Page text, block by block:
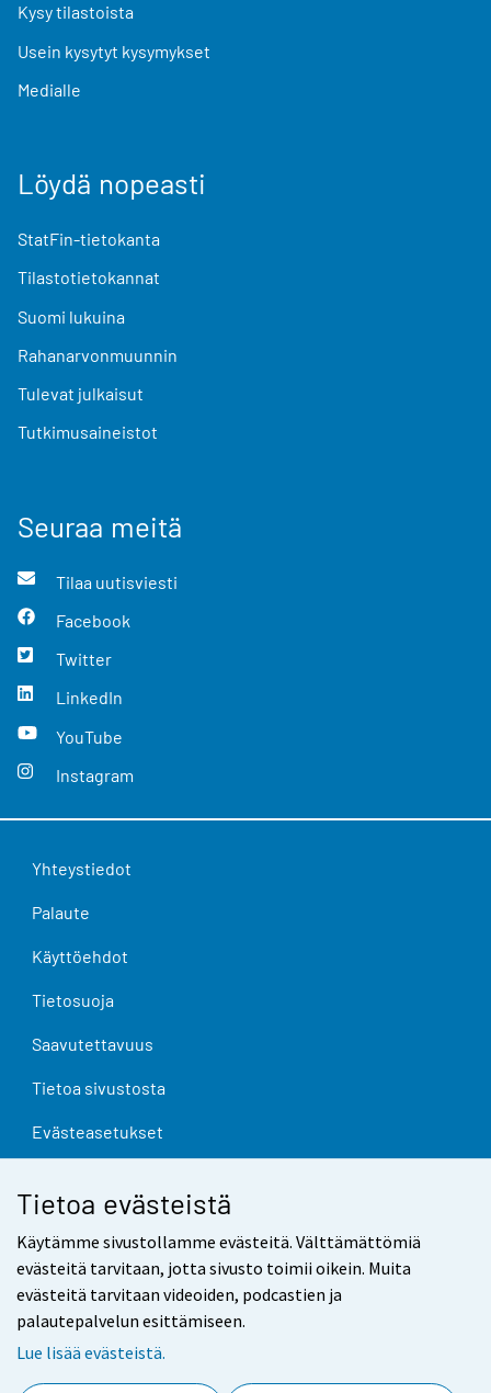
Tietoa evästeistä
Käytämme sivustollamme evästeitä. Välttämättömiä
evästeitä tarvitaan, jotta sivusto toimii oikein. Muita
evästeitä tarvitaan videoiden, podcastien ja
palautepalvelun esittämiseen.
Lue lisää evästeistä.
Kysy tilastoista
Usein kysytyt kysymykset
Medialle
Löydä nopeasti
StatFin-tietokanta
Tilastotietokannat
Suomi lukuina
Rahanarvonmuunnin
Tulevat julkaisut
Tutkimusaineistot
Seuraa meitä
Tilaa uutisviesti
Facebook
Twitter
LinkedIn
YouTube
Instagram
Yhteystiedot
Palaute
Käyttöehdot
Tietosuoja
Saavutettavuus
Tietoa sivustosta
Evästeasetukset